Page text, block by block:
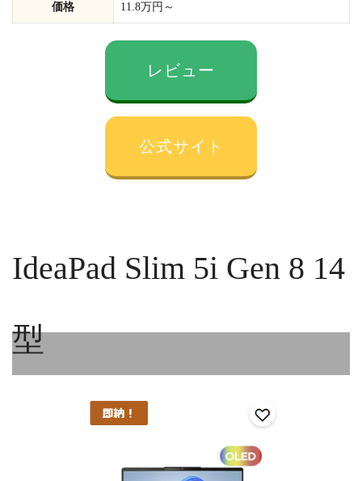
価格 11.8万円～
レビュー
公式サイト
IdeaPad Slim 5i Gen 8 14
型